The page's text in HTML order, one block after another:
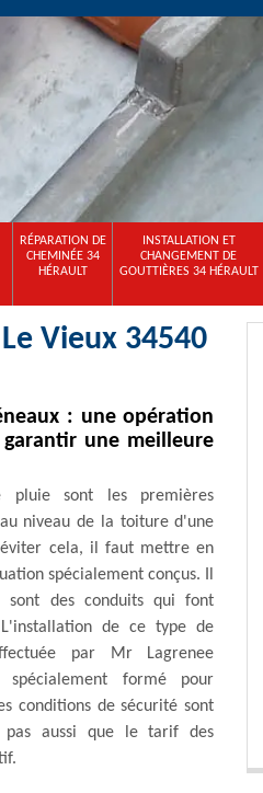
RÉPARATION DE
CHEMINÉE 34
HÉRAULT
INSTALLATION ET
CHANGEMENT DE
GOUTTIÈRES 34 HÉRAULT
Vieux 34540
: une opération
une meilleure
pluie sont les premières
niveau de la toiture d'une
cela, il faut mettre en
spécialement conçus. Il
sont des conduits qui font
de ce type de
par Mr Lagrenee
formé pour
conditions de sécurité sont
pas aussi que le tarif des